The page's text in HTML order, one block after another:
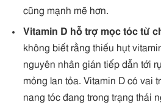
cũng mạnh mẽ hơn.
Vitamin D hỗ trợ mọc tóc từ
không biết rằng thiếu hụt
nguyên nhân gián tiếp dẫn tới
mỏng lan tỏa. Vitamin D có vai
nang tóc đang trong trạng thái